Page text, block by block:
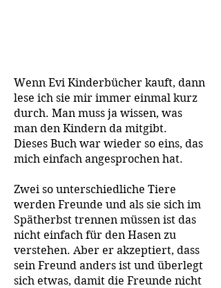
Wenn Evi Kinderbücher kauft, dann
lese ich sie mir immer einmal kurz
durch. Man muss ja wissen, was
man den Kindern da mitgibt.
Dieses Buch war wieder so eins, das
mich einfach angesprochen hat.
Zwei so unterschiedliche Tiere
werden Freunde und als sie sich im
Spätherbst trennen müssen ist das
nicht einfach für den Hasen zu
verstehen. Aber er akzeptiert, dass
sein Freund anders ist und überlegt
sich etwas, damit die Freunde nicht